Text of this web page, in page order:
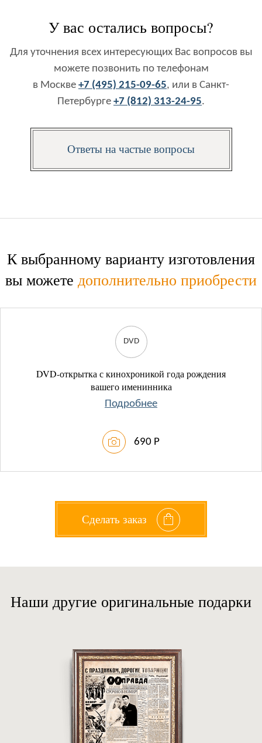
У вас остались вопросы?
Для уточнения всех интересующих Вас вопросов вы
можете позвонить по телефонам
в Москве +7 (495) 215-09-65, или в Санкт-
Петербурге +7 (812) 313-24-95.
Ответы на частые вопросы
К выбранному варианту изготовления
вы можете дополнительно приобрести
DVD
DVD-открытка с кинохроникой года рождения
вашего именинника
Подробнее
690 Р
Сделать заказ
Наши другие оригинальные подарки